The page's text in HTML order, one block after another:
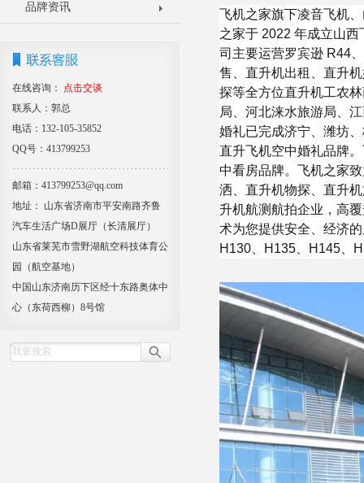
品牌资讯
在线咨询：
点击交谈
联系人：郭总
电话：132-105-35852
QQ号：413799253
邮箱：413799253@qq.com
地址： 山东省济南市平安南路齐鲁
汽车生活广场D展厅（长清展厅）
山东省莱芜市雪野湖航空科技体育公
园（航空基地）
中国山东济南历下区经十东路奥体中
心（东荷西柳）8号馆
⻜机之家旗下凌音⻜机
之家于 2022 年成立山
司主要运营罗宾逊 R44
售、直升机出租、直升
探等全方位直升机工农
局、河北涞水旅游局、
婚礼已完成济宁、潍坊
直升⻜机空中婚礼品牌
中看房品牌。⻜机之家
洒、直升机物探、直升
升机航测航拍企业，高
术为您提供安全、经济
H130、H135、H145、